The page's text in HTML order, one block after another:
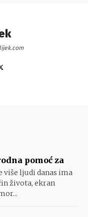
pomoć za
više ljudi danas ima
života, ekran